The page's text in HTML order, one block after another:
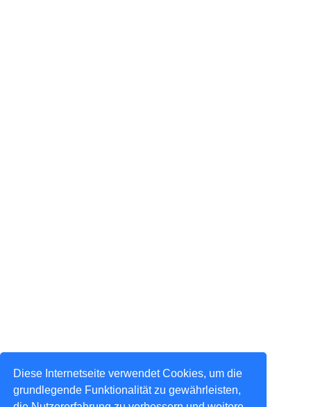
Diese Internetseite verwendet Cookies, um die
grundlegende Funktionalität zu gewährleisten,